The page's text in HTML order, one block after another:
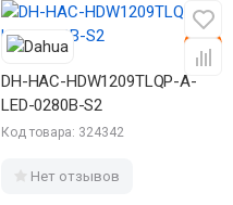
DH-HAC-HDW1209TLQP-A-
LED-0280B-S2
Код товара: 324342
Нет отзывов